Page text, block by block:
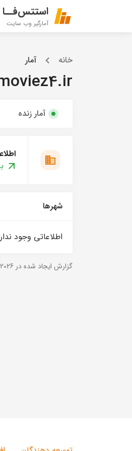
استتس‌فــا
آمارگیر وب سایت
خانه آمار
آمار زنده
شهرها
اطلاعاتی وجود
گزارش ایجاد شده در 2026-08-08 ساعت 11:14:46 (UTC +03:30).